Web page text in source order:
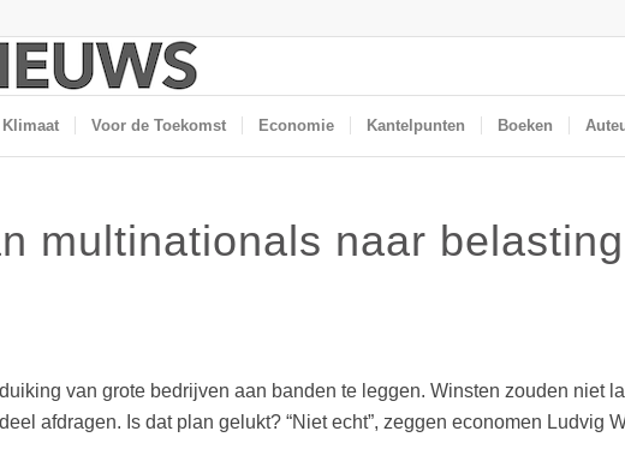
Klimaat Voor de Toekomst Economie Kantelpunten Boeken
multinationals naar
van grote bedrijven aan banden te leggen. Winsten zouden niet
afdragen. Is dat plan gelukt? “Niet echt”, zeggen economen Ludvig